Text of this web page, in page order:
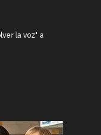
la voz" a